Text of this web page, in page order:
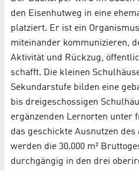
den Eisenhutweg in eine
platziert. Er ist ein
miteinander kommunizieren,
Aktivität und Rückzug,
schafft. Die kleinen
Sekundarstufe bilden eine
bis dreigeschossigen
ergänzenden Lernorten unter
das geschickte Ausnutzen des
werden die 30.000 m²
durchgängig in den drei